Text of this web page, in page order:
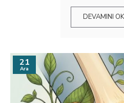
DEVAMINI
21
Ara